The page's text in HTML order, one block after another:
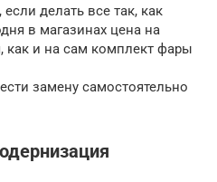
делать все так, как
в магазинах цена на
как и на сам комплект фары
замену самостоятельно